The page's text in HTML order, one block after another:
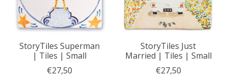
StoryTiles Superman
| Tiles | Small
€27,50
StoryTiles Just
Married | Tiles | Small
€27,50